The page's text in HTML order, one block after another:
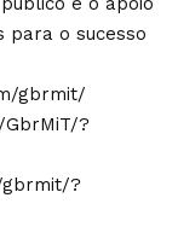
para o sucesso
gbrmit/
?
gbrmit/?